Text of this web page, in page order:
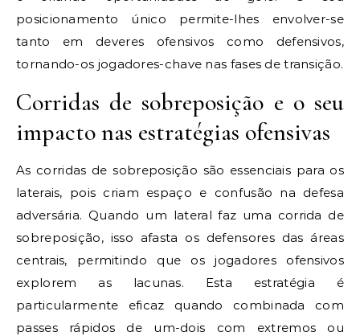
posicionamento único permite-lhes envolver-se
tanto em deveres ofensivos como defensivos,
tornando-os jogadores-chave nas fases de transição.
Corridas de sobreposição e o seu
impacto nas estratégias ofensivas
As corridas de sobreposição são essenciais para os
laterais, pois criam espaço e confusão na defesa
adversária. Quando um lateral faz uma corrida de
sobreposição, isso afasta os defensores das áreas
centrais, permitindo que os jogadores ofensivos
explorem as lacunas. Esta estratégia é
particularmente eficaz quando combinada com
passes rápidos de um-dois com extremos ou